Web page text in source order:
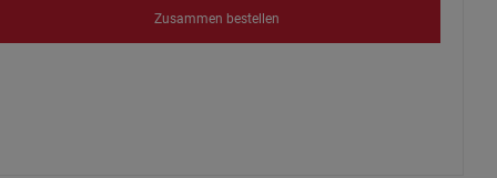
Zusammen bestellen